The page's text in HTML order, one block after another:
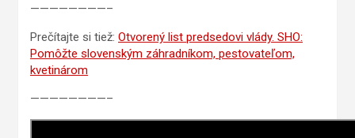
————————–
Prečítajte si tiež: Otvorený list predsedovi vlády. SHO:
Pomôžte slovenským záhradníkom, pestovateľom,
kvetinárom
————————–